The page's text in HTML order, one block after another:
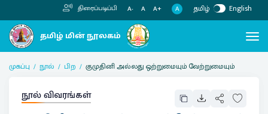
திரைப்படிப்பி A- A A+ A தமிழ் English
முகப்பு நூல் பிற குமுதினி அல்லது ஒற்றுமையும் வேற்றுமையும்
நூல் விவரங்கள்